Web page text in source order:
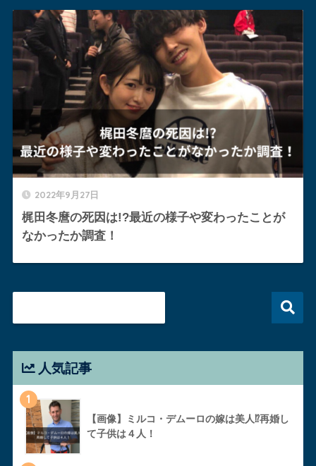
2022年9月27日
梶田冬麿の死因は!?最近の様子や変わったことが
なかったか調査！
人気記事
1
【画像】ミルコ・デムーロの嫁は美人⁉︎再婚し
て子供は４人！